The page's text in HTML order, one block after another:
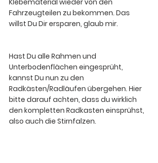
Fahrzeugteilen zu bekommen. Das
willst Du Dir ersparen, glaub mir.
Hast Du alle Rahmen und
Unterbodenflächen eingesprüht,
kannst Du nun zu den
Radkästen/Radläufen übergehen. Hier
bitte darauf achten, dass du wirklich
den kompletten Radkasten einsprühst,
also auch die Stirnfalzen.